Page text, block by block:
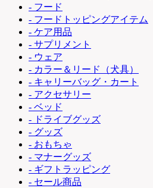
- フード
- フードトッピングアイテム
- ケア用品
- サプリメント
- ウェア
- カラー＆リード（犬具）
- キャリーバッグ・カート
- アクセサリー
- ベッド
- ドライブグッズ
- グッズ
- おもちゃ
- マナーグッズ
- ギフトラッピング
- セール商品